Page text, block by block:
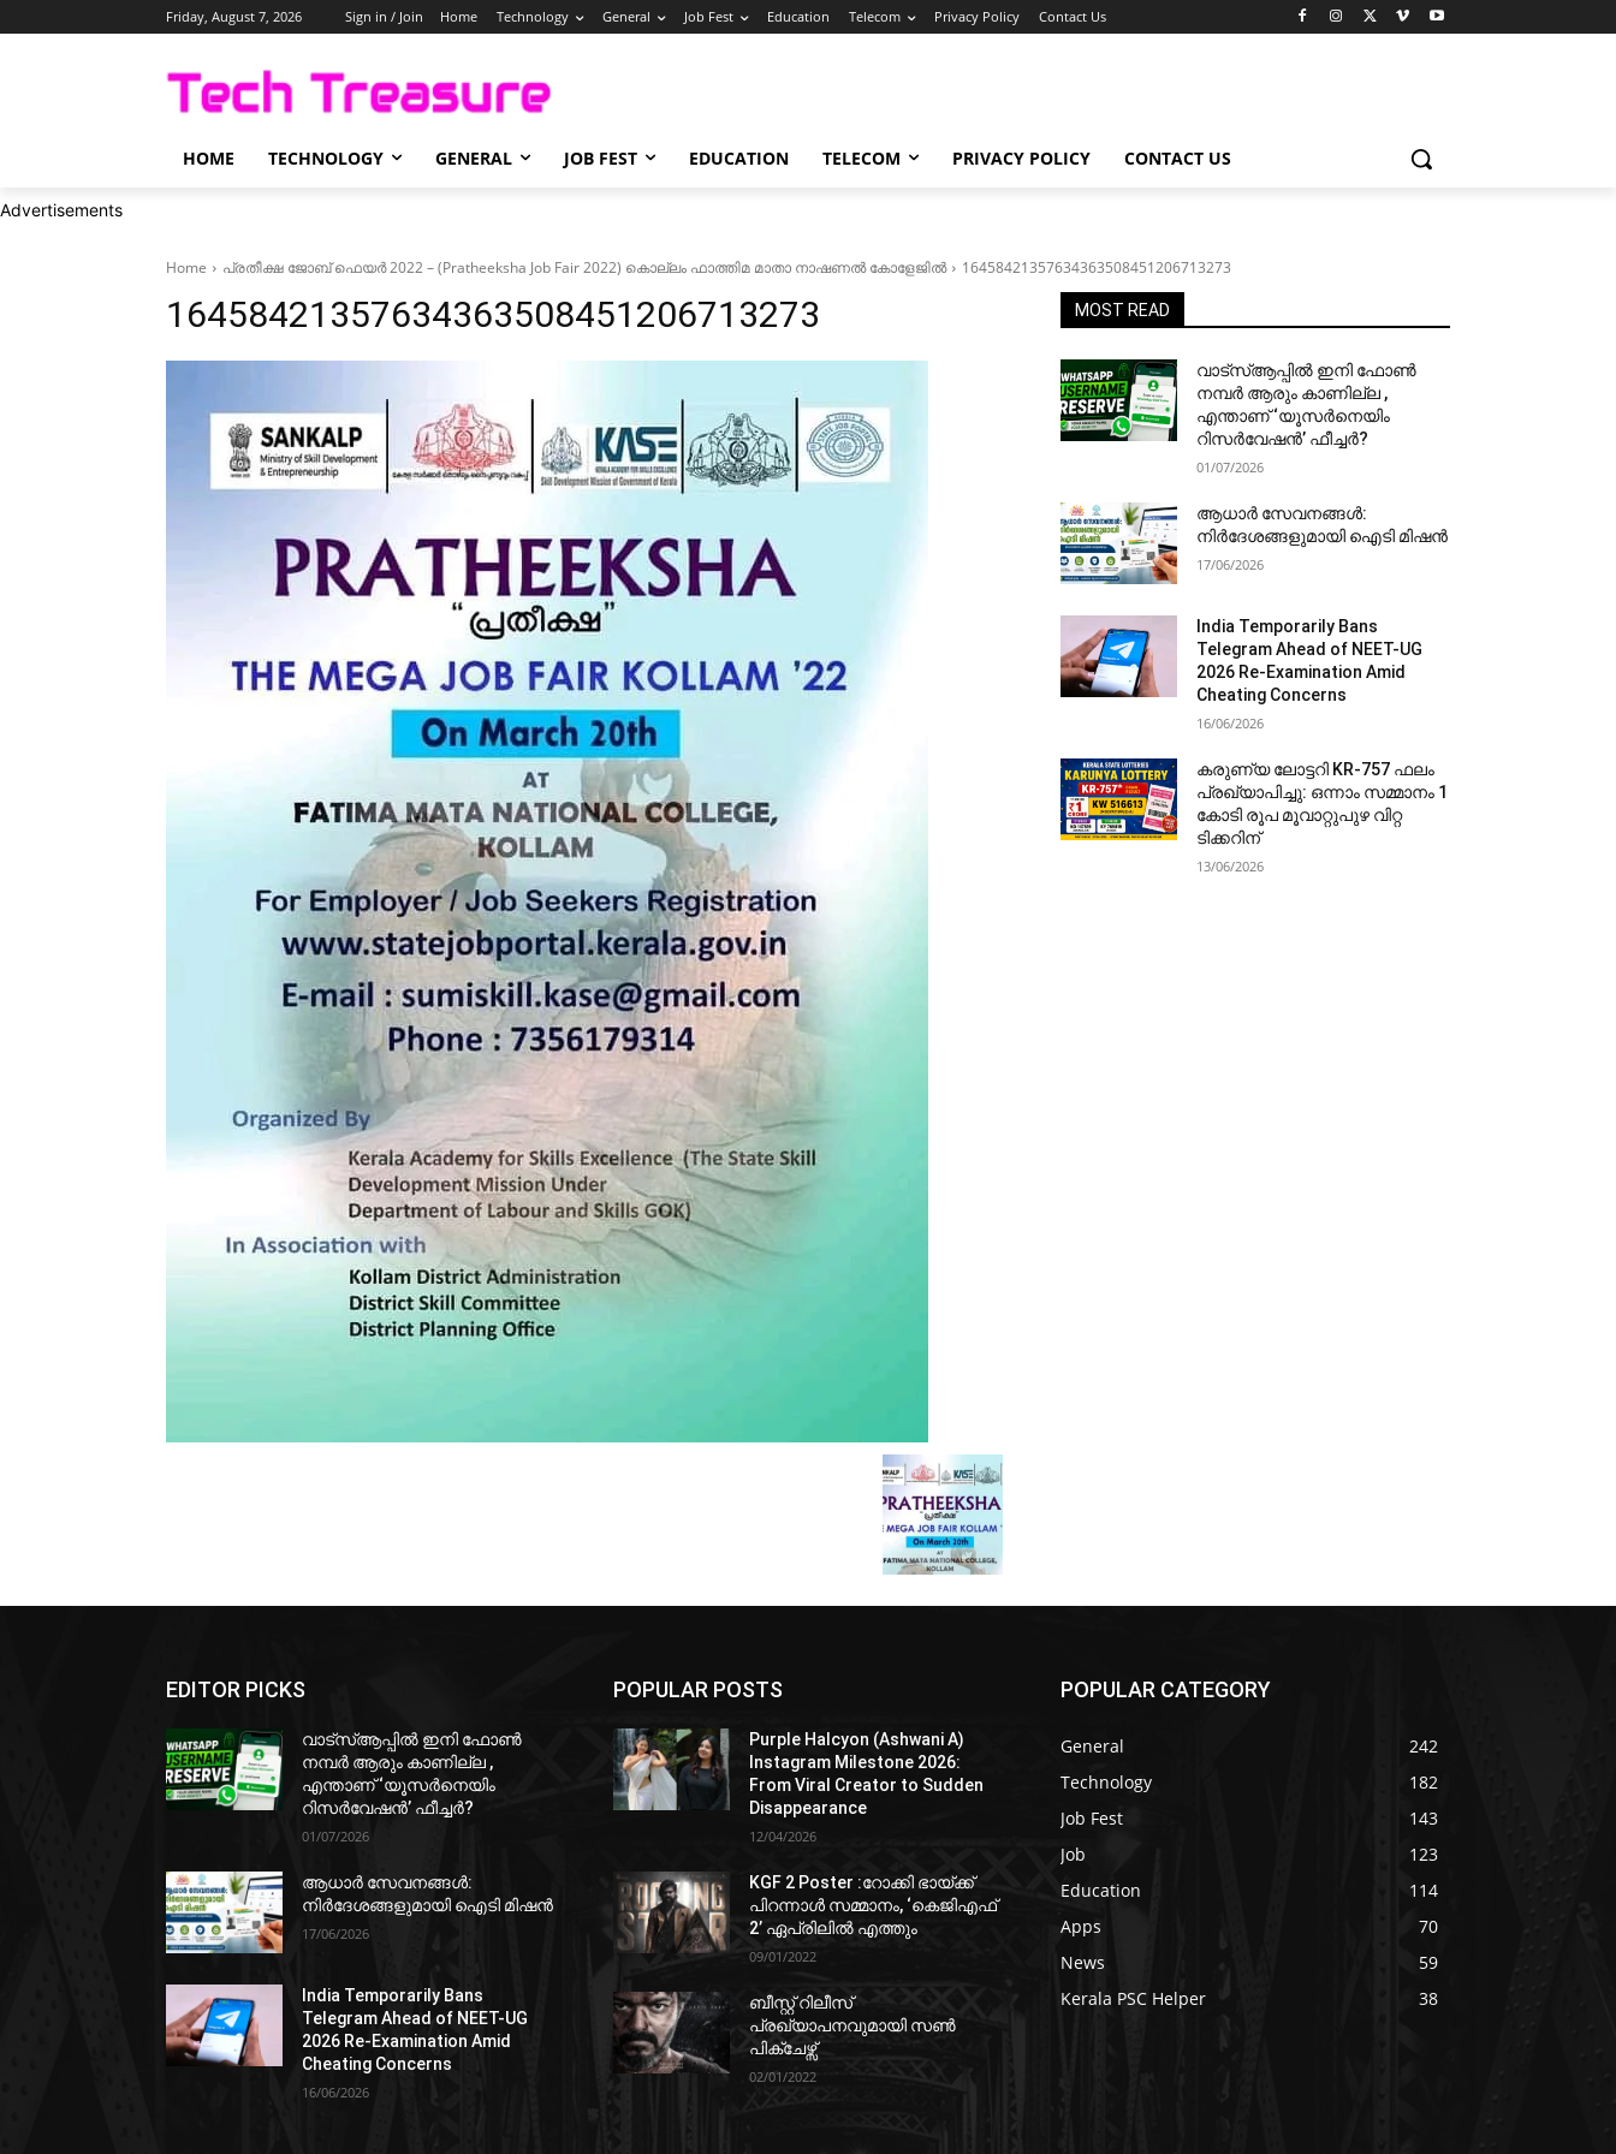
Friday, August 7, 2026 Sign in / Join Home Technology General Job Fest Education Telecom Privacy Policy Contact Us
HOME TECHNOLOGY GENERAL JOB FEST EDUCATION TELECOM PRIVACY POLICY CONTACT US
Advertisements
Home പ്രതീക്ഷ ജോബ് ഫെയർ 2022 – (Pratheeksha Job Fair 2022) കൊല്ലം ഫാത്തിമ മാതാ നാഷണൽ കോളേജിൽ 16458421357634363508451206713273
16458421357634363508451206713273 MOST READ
വാട്‌സ്ആപ്പിൽ ഇനി ഫോൺ
നമ്പർ ആരും കാണില്ല ,
എന്താണ് ‘യൂസർനെയിം
റിസർവേഷൻ’ ഫീച്ചർ?
01/07/2026
ആധാർ സേവനങ്ങൾ:
നിർദേശങ്ങളുമായി ഐടി മിഷൻ
17/06/2026
India Temporarily Bans
Telegram Ahead of NEET-UG
2026 Re-Examination Amid
Cheating Concerns
16/06/2026
കരുണ്യ ലോട്ടറി KR-757 ഫലം
പ്രഖ്യാപിച്ചു: ഒന്നാം സമ്മാനം 1
കോടി രൂപ മൂവാറ്റുപുഴ വിറ്റ
ടിക്കറിന്
13/06/2026
EDITOR PICKS
വാട്‌സ്ആപ്പിൽ ഇനി ഫോൺ
നമ്പർ ആരും കാണില്ല ,
എന്താണ് ‘യൂസർനെയിം
റിസർവേഷൻ’ ഫീച്ചർ?
01/07/2026
ആധാർ സേവനങ്ങൾ:
നിർദേശങ്ങളുമായി ഐടി മിഷൻ
17/06/2026
India Temporarily Bans
Telegram Ahead of NEET-UG
2026 Re-Examination Amid
Cheating Concerns
16/06/2026
POPULAR POSTS
Purple Halcyon (Ashwani A)
Instagram Milestone 2026:
From Viral Creator to Sudden
Disappearance
12/04/2026
KGF 2 Poster :റോക്കി ഭായ്ക്ക്
പിറന്നാൾ സമ്മാനം, ‘കെജിഎഫ്
2’ ഏപ്രിലിൽ എത്തും
09/01/2022
ബീസ്റ്റ് റിലീസ്
പ്രഖ്യാപനവുമായി സണ്‍
പിക്ചേഴ്സ്
02/01/2022
POPULAR CATEGORY
General
242
Technology
182
Job Fest
143
Job
123
Education
114
Apps
70
News
59
Kerala PSC Helper
38